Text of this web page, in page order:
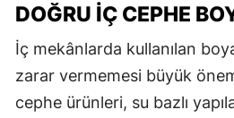
DOĞRU İÇ CEPHE
İç mekânlarda kullanılan
zarar vermemesi büyük
cephe ürünleri, su bazlı